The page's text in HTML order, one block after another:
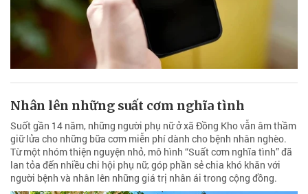
Nhân lên những suất cơm nghĩa tình
Suốt gần 14 năm, những người phụ nữ ở xã Đồng Kho vẫn âm thầm
giữ lửa cho những bữa cơm miễn phí dành cho bệnh nhân nghèo.
Từ một nhóm thiện nguyện nhỏ, mô hình “Suất cơm nghĩa tình” đã
lan tỏa đến nhiều chi hội phụ nữ, góp phần sẻ chia khó khăn với
người bệnh và nhân lên những giá trị nhân ái trong cộng đồng.